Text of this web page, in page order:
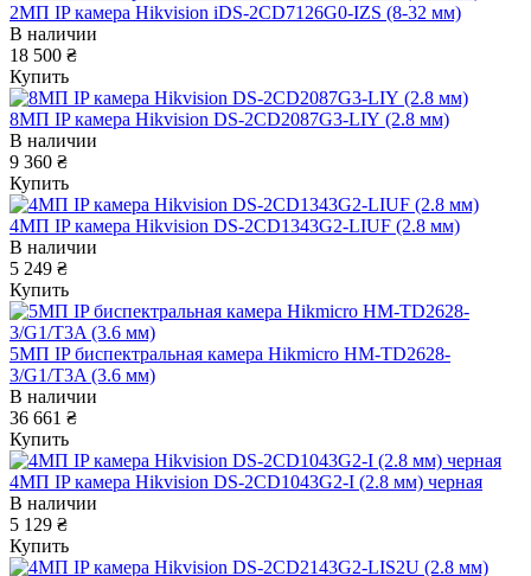
2МП IP камера Hikvision iDS-2CD7126G0-IZS (8-32 мм)
В наличии
18 500 ₴
Купить
8МП IP камера Hikvision DS-2CD2087G3-LIY (2.8 мм)
В наличии
9 360 ₴
Купить
4МП IP камера Hikvision DS-2CD1343G2-LIUF (2.8 мм)
В наличии
5 249 ₴
Купить
5МП IP биспектральная камера Hikmicro HM-TD2628-
3/G1/T3A (3.6 мм)
В наличии
36 661 ₴
Купить
4МП IP камера Hikvision DS-2CD1043G2-I (2.8 мм) черная
В наличии
5 129 ₴
Купить